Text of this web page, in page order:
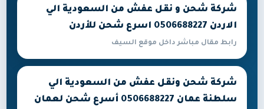
شركة شحن و نقل عفش من السعودية الي
الاردن 0506688227 اسرع شحن للأردن
رابط مقال مباشر داخل موقع السيف
شركة شحن ونقل عفش من السعودية الي
سلطنة عمان 0506688227 أسرع شحن لعمان